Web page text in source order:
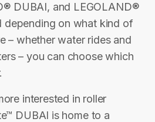
DUBAI, and LEGOLAND®
depending on what kind of
– whether water rides and
– you can choose which
interested in roller
DUBAI is home to a